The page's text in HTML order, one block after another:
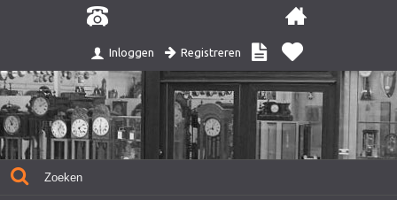
Inloggen Registreren